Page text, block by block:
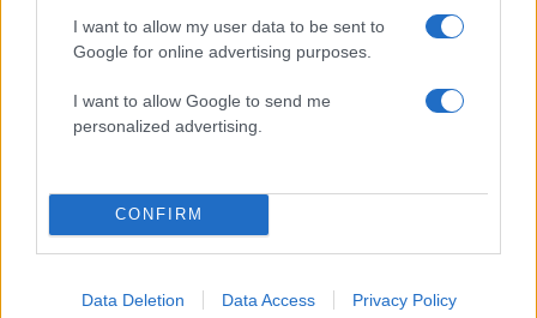
I want to allow my user data to be sent to
Google for online advertising purposes.
I want to allow Google to send me
personalized advertising.
CONFIRM
Data Deletion Data Access Privacy Policy
Ξεκίνησε η αυτοψία στα καμένα σπίτια
Περισσότερα άρθρα